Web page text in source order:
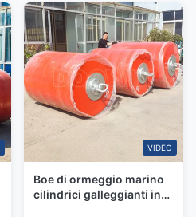
VIDEO
Boe di ormeggio marino
cilindrici galleggianti in